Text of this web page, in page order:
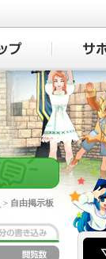
> 自由掲示板